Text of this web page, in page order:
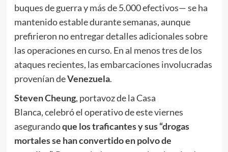
buques de guerra y más de 5.000 efectivos— se ha
mantenido estable durante semanas, aunque
prefirieron no entregar detalles adicionales sobre
las operaciones en curso. En al menos tres de los
ataques recientes, las embarcaciones involucradas
provenían deVenezuela.
Steven Cheung, portavoz de la Casa
Blanca, celebró el operativo de este viernes
asegurandoque los traficantes y sus “drogas
mortales se han convertido en polvo de